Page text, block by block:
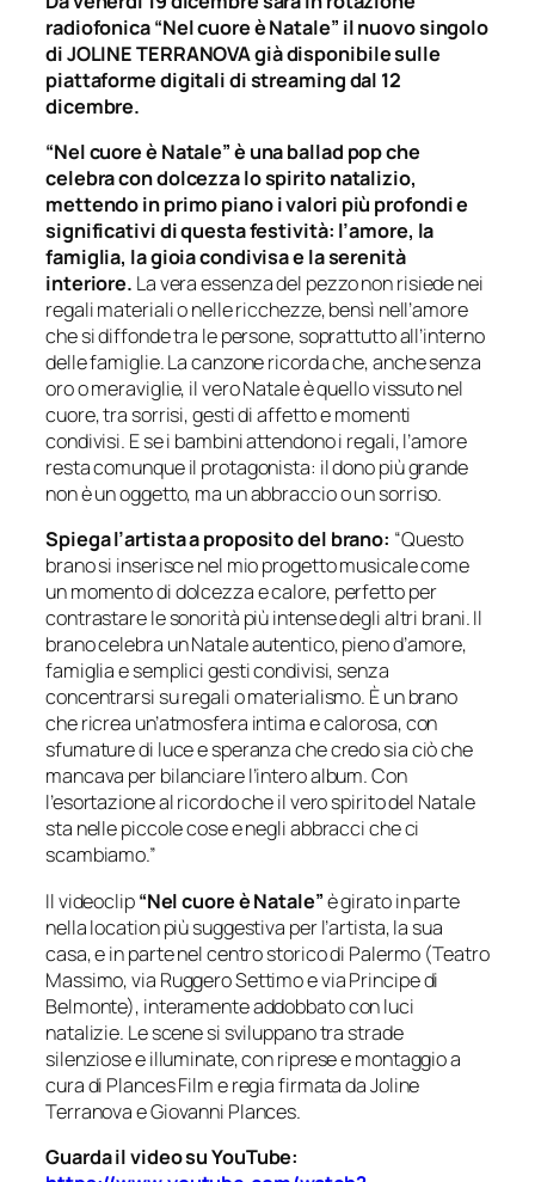
radiofonica “Nel cuore è Natale” il nuovo singolo
di JOLINE TERRANOVA già disponibile sulle
piattaforme digitali di streaming dal 12
dicembre.
“Nel cuore è Natale” è una ballad pop che
celebra con dolcezza lo spirito natalizio,
mettendo in primo piano i valori più profondi e
significativi di questa festività: l’amore, la
famiglia, la gioia condivisa e la serenità
interiore. La vera essenza del pezzo non risiede nei
regali materiali o nelle ricchezze, bensì nell’amore
che si diffonde tra le persone, soprattutto all’interno
delle famiglie. La canzone ricorda che, anche senza
oro o meraviglie, il vero Natale è quello vissuto nel
cuore, tra sorrisi, gesti di affetto e momenti
condivisi. E se i bambini attendono i regali, l’amore
resta comunque il protagonista: il dono più grande
non è un oggetto, ma un abbraccio o un sorriso.
Spiega l’artista a proposito del brano: “Questo
brano si inserisce nel mio progetto musicale come
un momento di dolcezza e calore, perfetto per
contrastare le sonorità più intense degli altri brani. Il
brano celebra un Natale autentico, pieno d’amore,
famiglia e semplici gesti condivisi, senza
concentrarsi su regali o materialismo. È un brano
che ricrea un’atmosfera intima e calorosa, con
sfumature di luce e speranza che credo sia ciò che
mancava per bilanciare l’intero album. Con
l’esortazione al ricordo che il vero spirito del Natale
sta nelle piccole cose e negli abbracci che ci
scambiamo.”
Il videoclip“Nel cuore è Natale”è girato in parte
nella location più suggestiva per l’artista, la sua
casa, e in parte nel centro storico di Palermo (Teatro
Massimo, via Ruggero Settimo e via Principe di
Belmonte), interamente addobbato con luci
natalizie. Le scene si sviluppano tra strade
silenziose e illuminate, con riprese e montaggio a
cura di Plances Film e regia firmata da Joline
Terranova e Giovanni Plances.
Guarda il video su YouTube: